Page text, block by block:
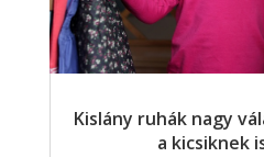
Kislány ruhák nagy
a kicsiknek